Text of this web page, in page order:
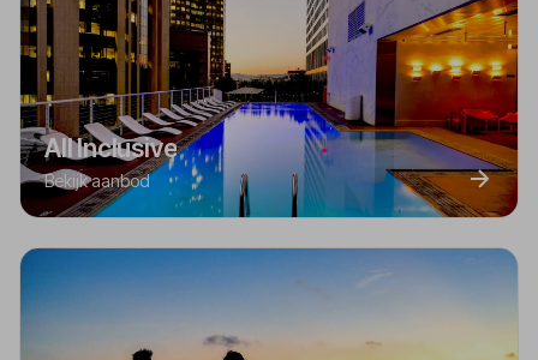
All Inclusive
Bekijk aanbod